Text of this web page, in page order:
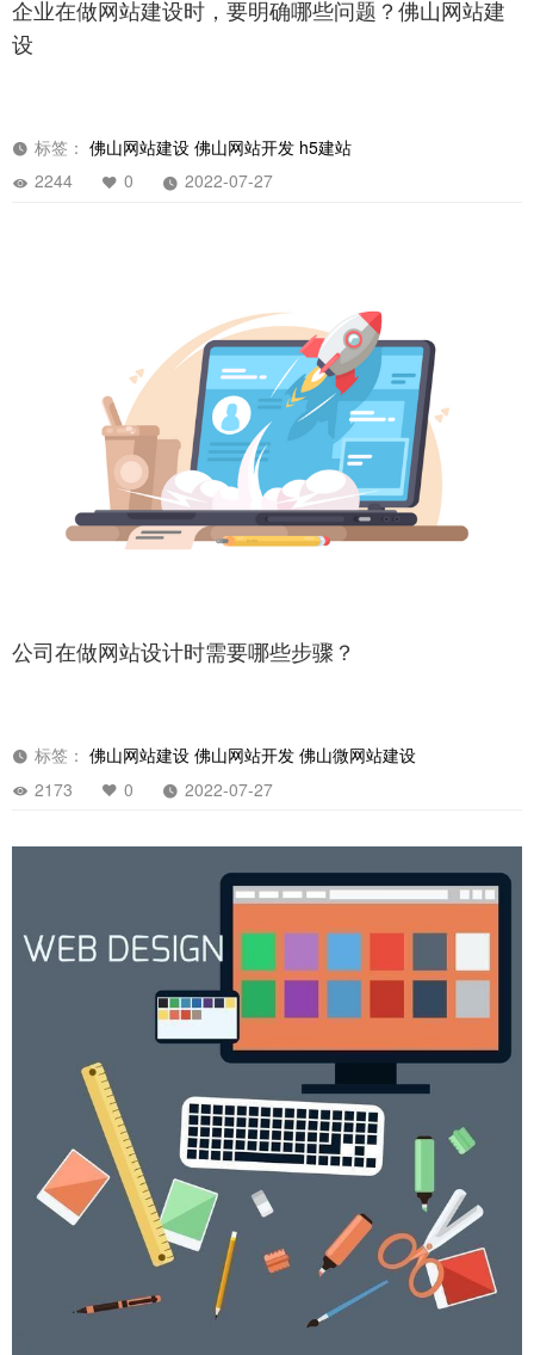
企业在做网站建设时，要明确哪些问题？佛山网站建
设
标签： 佛山网站建设 佛山网站开发 h5建站
2244
0 2022-07-27
公司在做网站设计时需要哪些步骤？
标签： 佛山网站建设 佛山网站开发 佛山微网站建设
2173
0 2022-07-27